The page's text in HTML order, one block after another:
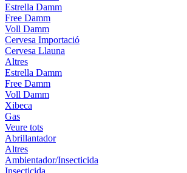
Estrella Damm
Free Damm
Voll Damm
Cervesa Importació
Cervesa Llauna
Altres
Estrella Damm
Free Damm
Voll Damm
Xibeca
Gas
Veure tots
Abrillantador
Altres
Ambientador/Insecticida
Insecticida